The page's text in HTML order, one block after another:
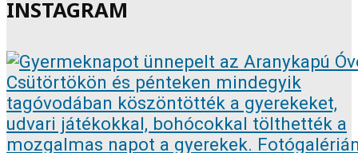
INSTAGRAM